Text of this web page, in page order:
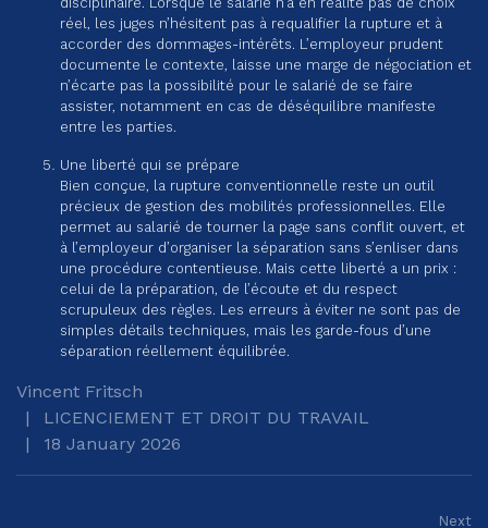
réel, les juges n’hésitent pas à requalifier la rupture et à
accorder des dommages-intérêts. L’employeur prudent
documente le contexte, laisse une marge de négociation et
n’écarte pas la possibilité pour le salarié de se faire
assister, notamment en cas de déséquilibre manifeste
entre les parties.
Une liberté qui se prépare
Bien conçue, la rupture conventionnelle reste un outil
précieux de gestion des mobilités professionnelles. Elle
permet au salarié de tourner la page sans conflit ouvert, et
à l’employeur d’organiser la séparation sans s’enliser dans
une procédure contentieuse. Mais cette liberté a un prix :
celui de la préparation, de l’écoute et du respect
scrupuleux des règles. Les erreurs à éviter ne sont pas de
simples détails techniques, mais les garde-fous d’une
séparation réellement équilibrée.
Vincent Fritsch
LICENCIEMENT ET DROIT DU TRAVAIL
18 January 2026
Next